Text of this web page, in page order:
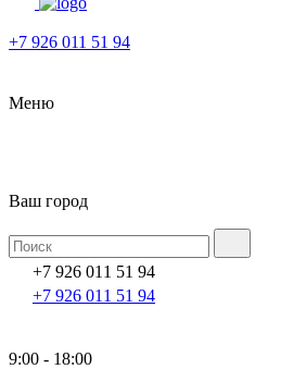
+7 926 011 51 94
Меню
Ваш город
+7 926 011 51 94
+7 926 011 51 94
9:00 - 18:00